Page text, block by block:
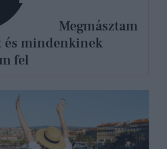
és mindenkinek
fel